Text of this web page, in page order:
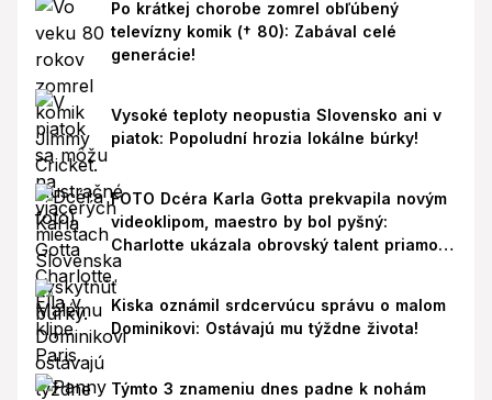
Po krátkej chorobe zomrel obľúbený
televízny komik († 80): Zabával celé
generácie!
Vysoké teploty neopustia Slovensko ani v
piatok: Popoludní hrozia lokálne búrky!
FOTO Dcéra Karla Gotta prekvapila novým
videoklipom, maestro by bol pyšný:
Charlotte ukázala obrovský talent priamo v
Paríži!
Kiska oznámil srdcervúcu správu o malom
Dominikovi: Ostávajú mu týždne života!
Týmto 3 znameniu dnes padne k nohám